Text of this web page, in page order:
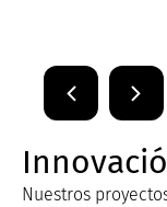
Nuestros